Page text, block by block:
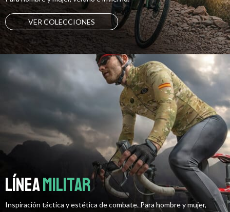
VER COLECCIONES
Líneamilitar
Inspiración táctica y estética de combate. Para hombre y mujer,